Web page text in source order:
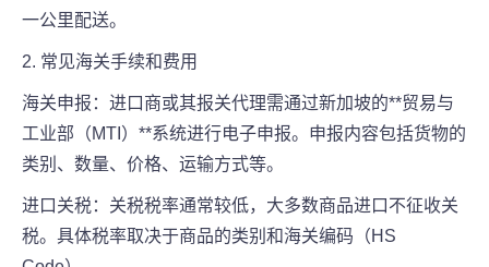
一公里配送。
2. 常见海关手续和费用
海关申报：进口商或其报关代理需通过新加坡的**贸易与
工业部（MTI）**系统进行电子申报。申报内容包括货物的
类别、数量、价格、运输方式等。
进口关税：关税税率通常较低，大多数商品进口不征收关
税。具体税率取决于商品的类别和海关编码（HS